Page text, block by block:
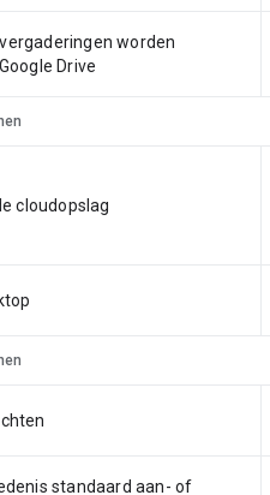
worden
Drive
cloudopslag
standaard aan- of